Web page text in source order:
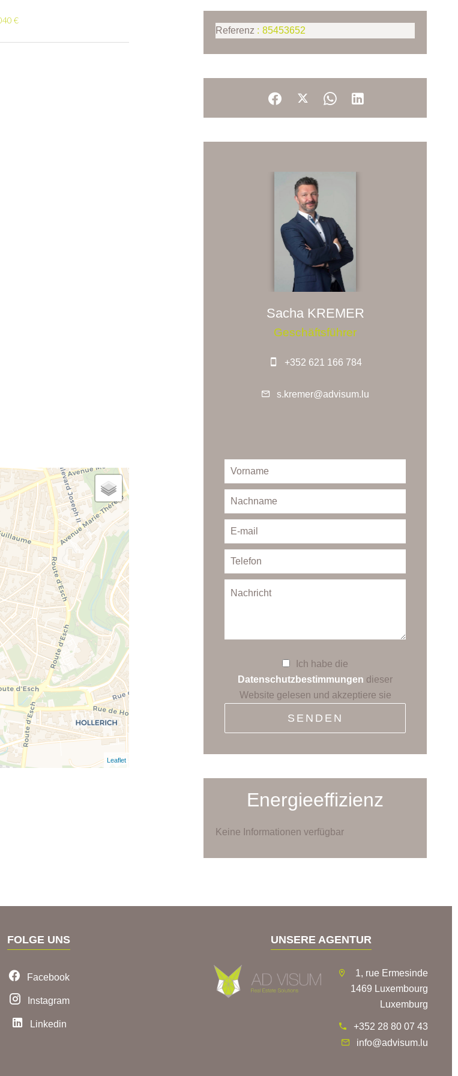
€
Leaflet
Referenz 85453652
Sacha KREMER
Geschäftsführer
+352 621 166 784
s.kremer@advisum.lu
Ich habe die
Datenschutzbestimmungen dieser
Website gelesen und akzeptiere sie
SENDEN
Energieeffizienz
Keine Informationen verfügbar
UNSERE AGENTUR
1, rue Ermesinde
1469 Luxembourg
Luxemburg
+352 28 80 07 43
info@advisum.lu
FOLGE UNS
Facebook
Instagram
Linkedin